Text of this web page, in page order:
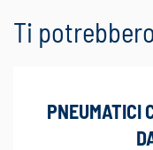
Ti
PNEUMATICI